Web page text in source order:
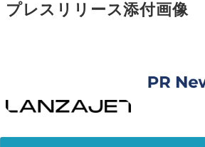
プレスリリース添付画像